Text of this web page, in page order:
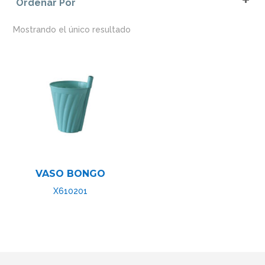
Ordenar Por
Mostrando el único resultado
VASO BONGO
X610201